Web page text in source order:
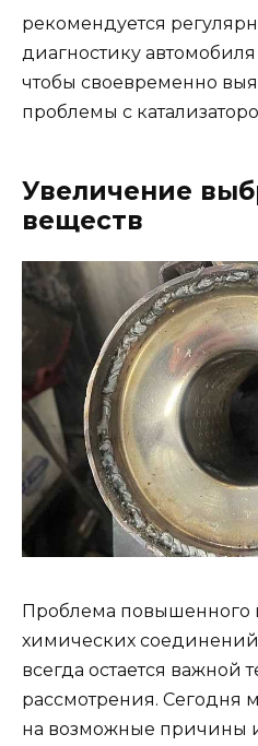
рекомендуется
диагностику
чтобы своевременно
проблемы с
Увеличение
веществ
Проблема повышенного
химических
всегда остается важной
рассмотрения. Сегодня
на возможные причины